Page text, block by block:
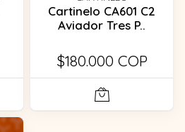
Cartinelo CA601 C2
Aviador Tres P..
$180.000 COP